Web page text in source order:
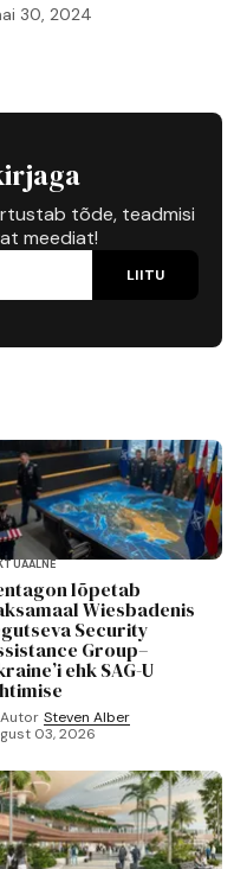
30, 2024
tõde, teadmisi
meediat!
LIITU
lõpetab
Wiesbadenis
Security
Group–
ehk SAG-U
Autor Steven Alber
03, 2026